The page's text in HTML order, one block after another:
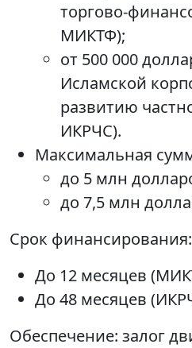
торгово-
МИКТФ);
от 500 000
Исламской
развитию
ИКРЧС).
Максимальная
до 5 млн
до 7,5 млн
Срок финансирования:
До 12 месяцев
До 48 месяцев
Обеспечение: залог